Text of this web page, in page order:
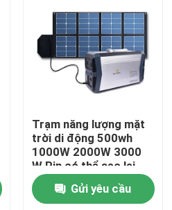
Trạm năng lượng mặt
trời di động 500wh
1000W 2000W 3000
W Pin có thể sạc lại
Gửi yêu cầu